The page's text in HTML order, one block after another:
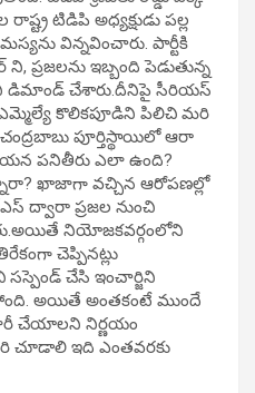
టిడిపి అధ్యక్షుడు పల్ల
విన్నవించారు. పార్టీకి
ప్రజలను ఇబ్బంది పెడుతున్న
డిమాండ్ చేశారు.దీనిపై సీరియస్
ఎమ్మెల్యే కొలికపూడిని పిలిచి మరి
పూర్తిస్థాయిలో ఆరా
ఆయన పనితీరు ఎలా ఉంది?
ఖాజాగా వచ్చిన ఆరోపణల్లో
ద్వారా ప్రజల నుంచి
నియోజకవర్గంలోని
చెప్పినట్లు
చేసి ఇంచార్జిని
అయితే అంతకంటే ముందే
చేయాలని నిర్ణయం
చూడాలి ఇది ఎంతవరకు